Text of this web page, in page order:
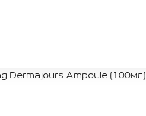
Dermajours Ampoule (100мл)